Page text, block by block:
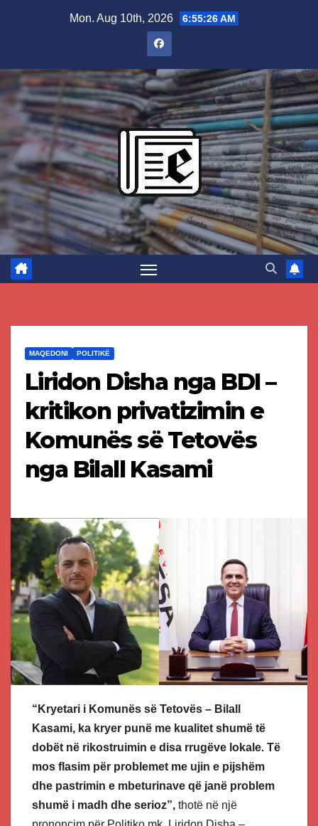
Mon. Aug 10th, 2026 6:55:27 AM
MAQEDONI POLITIKË
Liridon Disha nga BDI –
kritikon privatizimin e
Komunës së Tetovës
nga Bilall Kasami
“Kryetari i Komunës së Tetovës – Bilall
Kasami, ka kryer punë me kualitet shumë të
dobët në rikostruimin e disa rrugëve lokale. Të
mos flasim për problemet me ujin e pijshëm
dhe pastrimin e mbeturinave që janë problem
shumë i madh dhe serioz”, thotë në një